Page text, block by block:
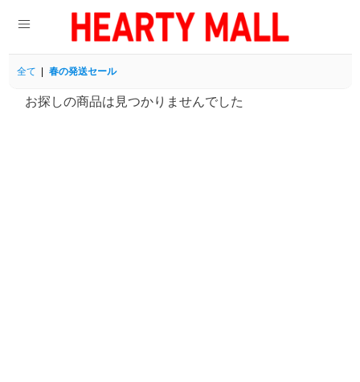
全て | 春の発送セール
お探しの商品は見つかりませんでした